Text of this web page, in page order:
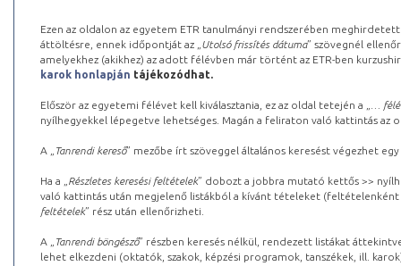
Ezen az oldalon az egyetem ETR tanulmányi rendszerében
áttöltésre, ennek időpontját az „ Utolsó frissítés dátuma” szövegnél
amelyekhez (akikhez) az adott félévben már történt az ETR-ben
karok honlapján tájékozódhat.
Először az egyetemi félévet kell kiválasztania, ez az oldal tetején a „
…
nyílhegyekkel lépegetve lehetséges. Magán a feliraton való kattintás az
A „ Tanrendi kereső” mezőbe írt szöveggel általános keresést végezhet
Ha a „ Részletes keresési feltételek” dobozt a jobbra mutató kettős >>
való kattintás után megjelenő listákból a kívánt tételeket (feltételenként
feltételek” rész után ellenőrizheti.
A „ Tanrendi böngésző” részben keresés nélkül, rendezett listákat
lehet elkezdeni (oktatók, szakok, képzési programok, tanszékek, ill.